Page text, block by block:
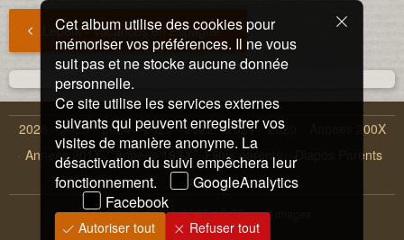
Lepetit - Vacances en Espagne
2026 2025 2024 2023 2022 2021 2020
Annees 200X
Annees 201X
Annees 19XX Films parents
Diapos Parents
Instagrams
Modifié le10/01/2026 15:35 7 images
Cet album utilise des cookies pour
mémoriser vos préférences. Il ne vous
suit pas et ne stocke aucune donnée
personnelle.
Ce site utilise les services externes
suivants qui peuvent enregistrer vos
visites de manière anonyme. La
désactivation du suivi empêchera leur
fonctionnement.
GoogleAnalytics
Facebook
Autoriser tout Refuser tout